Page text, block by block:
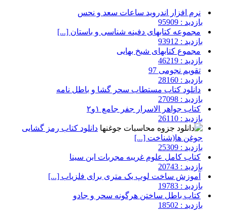
نرم افزار اندروید ساعات سعد و نحس
بازدید : 95909
مجموعه کتابهای دفینه شناسی و باستان [...]
بازدید : 93912
مجموع کتابهای شیخ بهایی
بازدید : 46219
تقویم نجومی 97
بازدید : 28160
دانلود کتاب مستطاب سحر گشا و باطل نامه
بازدید : 27098
کتاب جواهر الاسرار جفر جامع ۱و۲
بازدید : 26110
دانلود کتاب رمز گشایی
جوغن ها(شناخت [...]
بازدید : 25309
کتاب کامل علوم غریبه مجربات ابن سینا
بازدید : 20743
آموزش ساخت لوپ یک متری برای فلزیاب [...]
بازدید : 19783
کتاب باطل ساختن هرگونه سحر و جادو
بازدید : 18502